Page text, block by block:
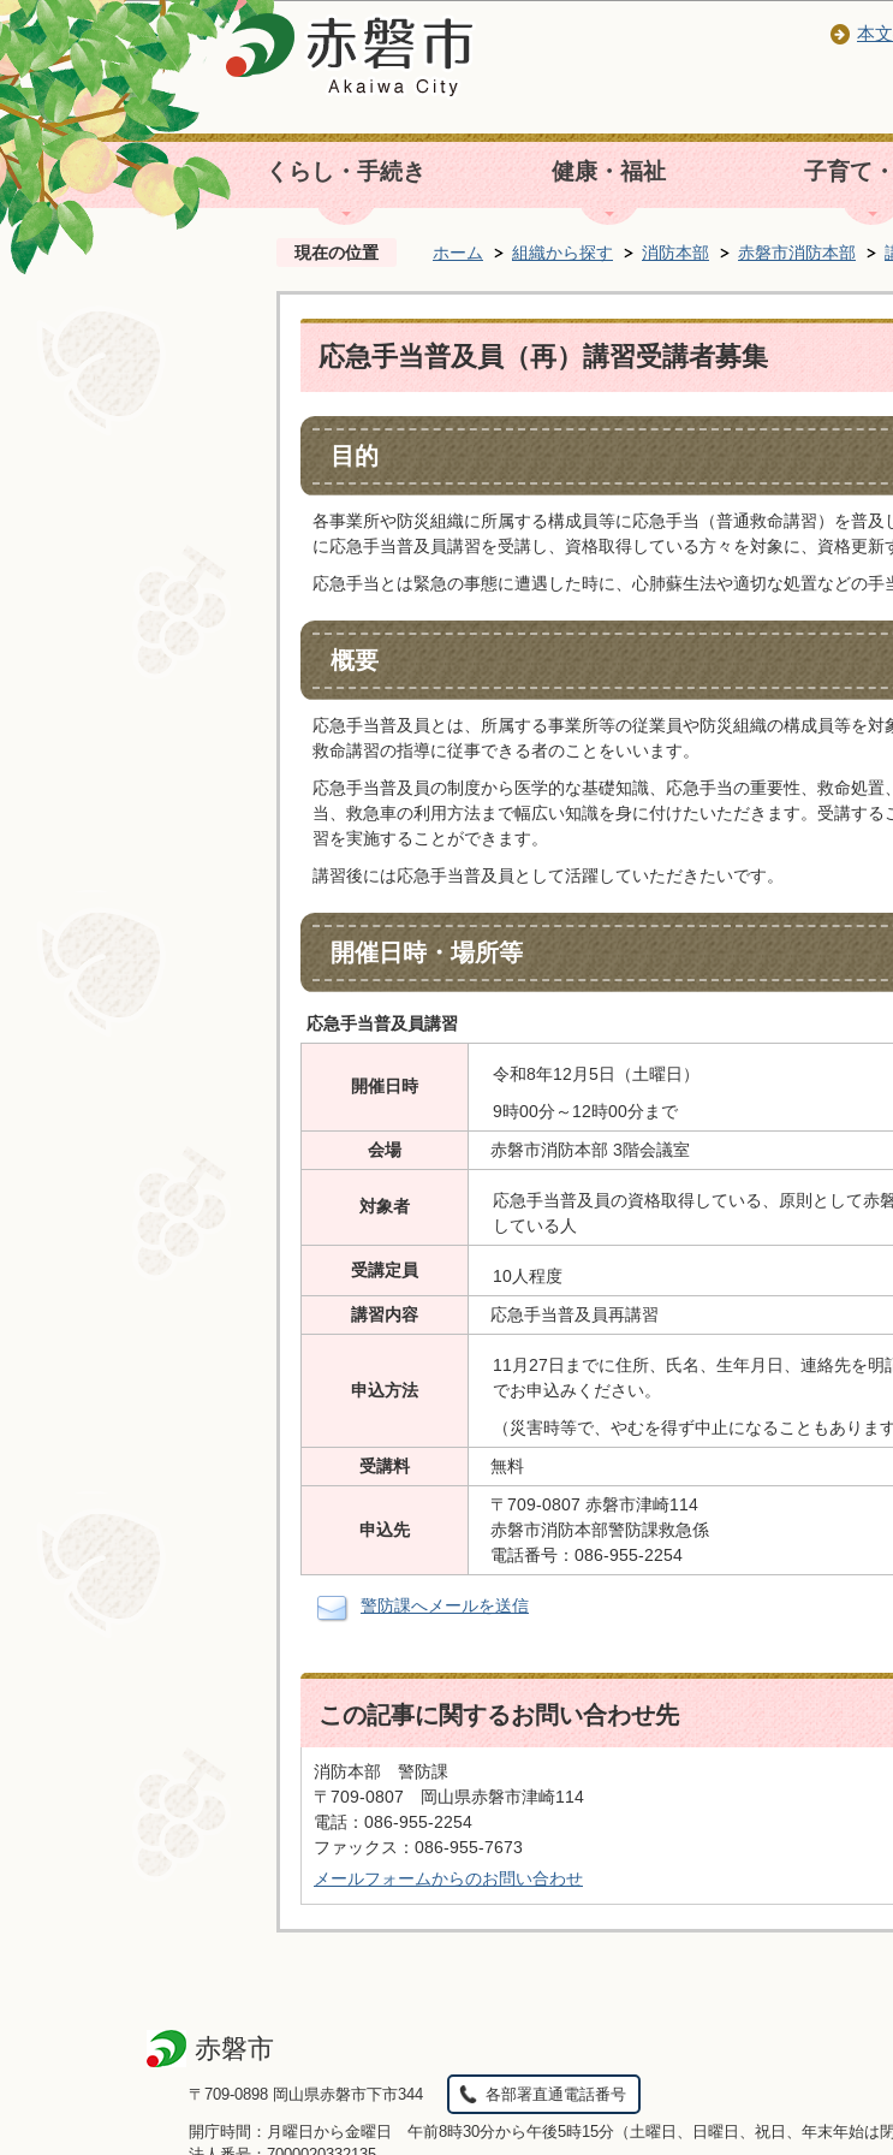
本
くらし・手続き 健康・福祉 子育て
現在の位置 ホーム 組織から探す 消防本部 赤磐市消防本部
応急手当普及員（再）講習受講者募集
目的
各事業所や防災組織に所属する構成員等に応急手当（普通救命講習）を普
に応急手当普及員講習を受講し、資格取得している方々を対象に、資格更新
応急手当とは緊急の事態に遭遇した時に、心肺蘇生法や適切な処置などの手
概要
応急手当普及員とは、所属する事業所等の従業員や防災組織の構成員等を対
救命講習の指導に従事できる者のことをいいます。
応急手当普及員の制度から医学的な基礎知識、応急手当の重要性、救命処
当、救急車の利用方法まで幅広い知識を身に付けたいただきます。受講す
習を実施することができます。
講習後には応急手当普及員として活躍していただきたいです。
開催日時・場所等
応急手当普及員講習
開催日時
令和8年12月5日（土曜日）
9時00分～12時00分まで
会場
赤磐市消防本部 3階会議室
対象者
応急手当普及員の資格取得している、原則として赤
している人
受講定員
10人程度
講習内容
応急手当普及員再講習
申込方法
11月27日までに住所、氏名、生年月日、連絡先を明
でお申込みください。
（災害時等で、やむを得ず中止になることもありま
受講料
無料
申込先
〒709-0807 赤磐市津崎114
赤磐市消防本部警防課救急係
電話番号：086-955-2254
警防課へメールを送信
この記事に関するお問い合わせ先
消防本部 警防課
〒709-0807 岡山県赤磐市津崎114
電話：086-955-2254
ファックス：086-955-7673
メールフォームからのお問い合わせ
赤磐市
〒709-0898 岡山県赤磐市下市344 各部署直通電話番号
開庁時間：月曜日から金曜日 午前8時30分から午後5時15分（土曜日、日曜日、祝日、年末年始は閉